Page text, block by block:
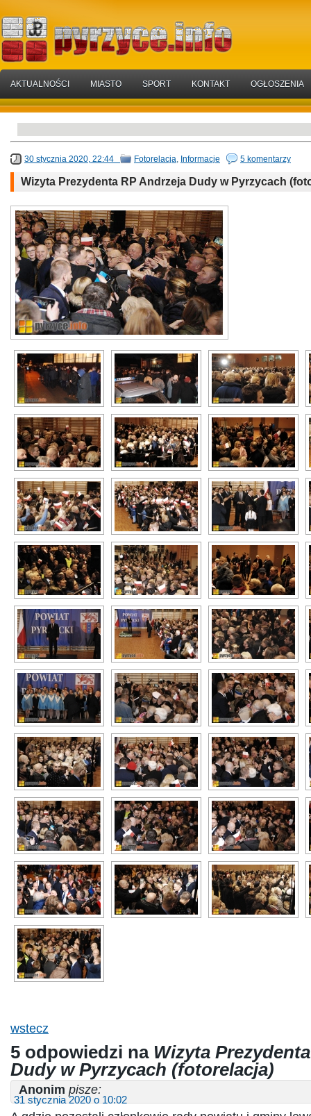
AKTUALNOŚCI MIASTO SPORT KONTAKT OGŁOSZENIA
30 stycznia 2020, 22:44 Fotorelacja Informacje 5 komentarzy
Wizyta Prezydenta RP Andrzeja Dudy w Pyrzycach
wstecz
5 odpowiedzi na Wizyta
Dudy w Pyrzycach (fotorelacja)
Anonim pisze:
31 stycznia 2020 o 10:02